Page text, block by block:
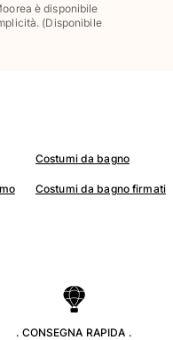
è disponibile
(Disponibile
Costumi da bagno
Costumi da bagno firmati
. CONSEGNA RAPIDA .